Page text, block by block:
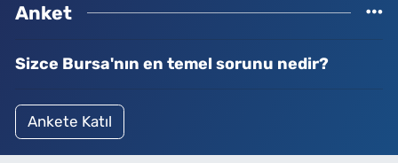
Anket
Sizce Bursa'nın en temel sorunu nedir?
Ankete Katıl